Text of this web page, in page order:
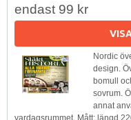
endast 99 kr
Nordic
design.
bomull
sovrum.
annat